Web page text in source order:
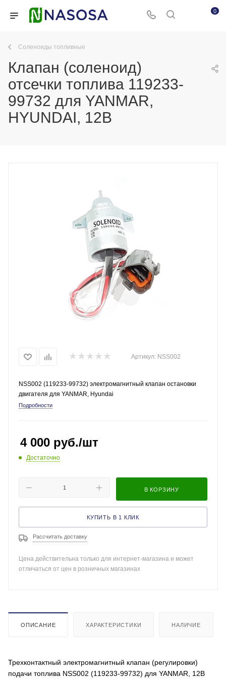
0
Соленоиды топливные
Клапан (соленоид)
отсечки топлива 119233-
99732 для YANMAR,
HYUNDAI, 12В
Артикул: NSS002
NSS002 (119233-99732) электромагнитный клапан остановки
двигателя для YANMAR, Hyundai
Подробности
4 000 руб./шт
Достаточно
В КОРЗИНУ
КУПИТЬ В 1 КЛИК
Рассчитать доставку
Цена действительна только для интернет-магазина и может
отличаться от цен в розничных магазинах
ОПИСАНИЕ ХАРАКТЕРИСТИКИ НАЛИЧИЕ
Трехконтактный электромагнитный клапан (регулировки)
подачи топлива NSS002 (119233-99732) для YANMAR, 12В